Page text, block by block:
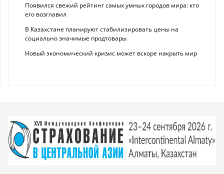
Появился свежий рейтинг самых умных городов мира: кто
его возглавил
В Казахстане планируют стабилизировать цены на
социально значимые продтовары
Новый экономический кризис может вскоре накрыть мир